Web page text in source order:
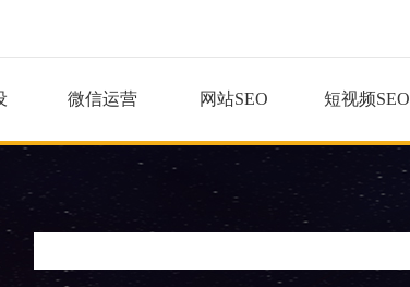
微信运营 网站SEO 短视频SEO